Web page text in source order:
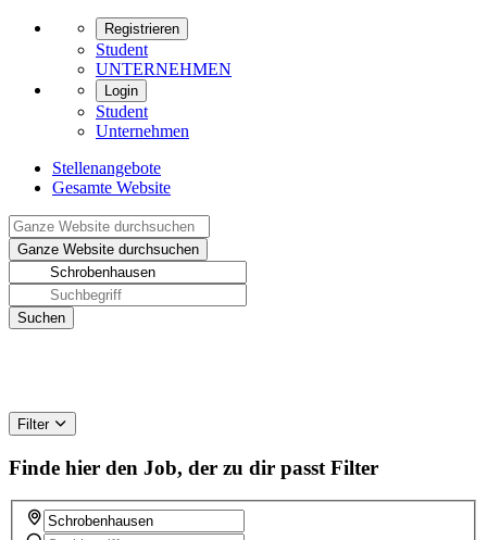
Registrieren
Student
UNTERNEHMEN
Login
Student
Unternehmen
Stellenangebote
Gesamte Website
Filter
Finde hier den Job, der zu dir passt Filter